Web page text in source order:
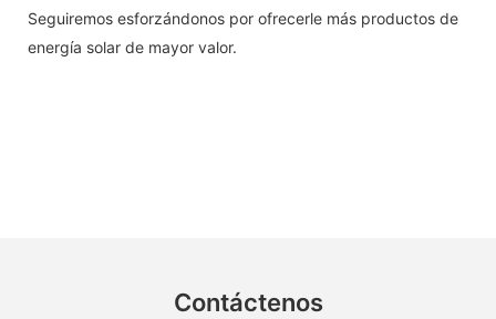
Seguiremos esforzándonos por ofrecerle más productos de
energía solar de mayor valor.
Contáctenos